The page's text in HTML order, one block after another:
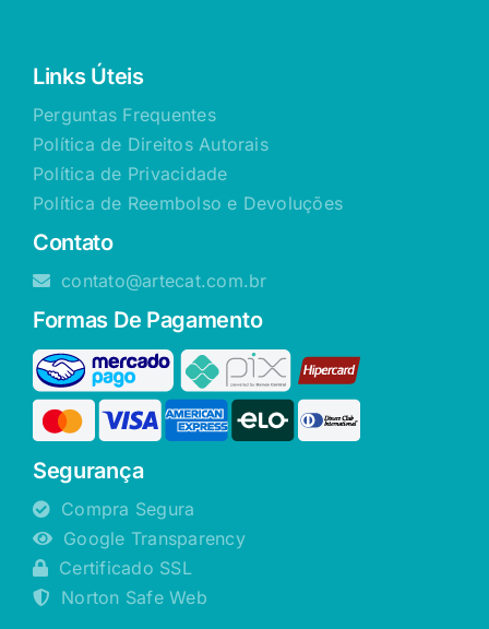
Links Úteis
Perguntas Frequentes
Política de Direitos Autorais
Política de Privacidade
Política de Reembolso e Devoluções
Contato
contato@artecat.com.br
Formas De Pagamento
Segurança
Compra Segura
Google Transparency
Certificado SSL
Norton Safe Web